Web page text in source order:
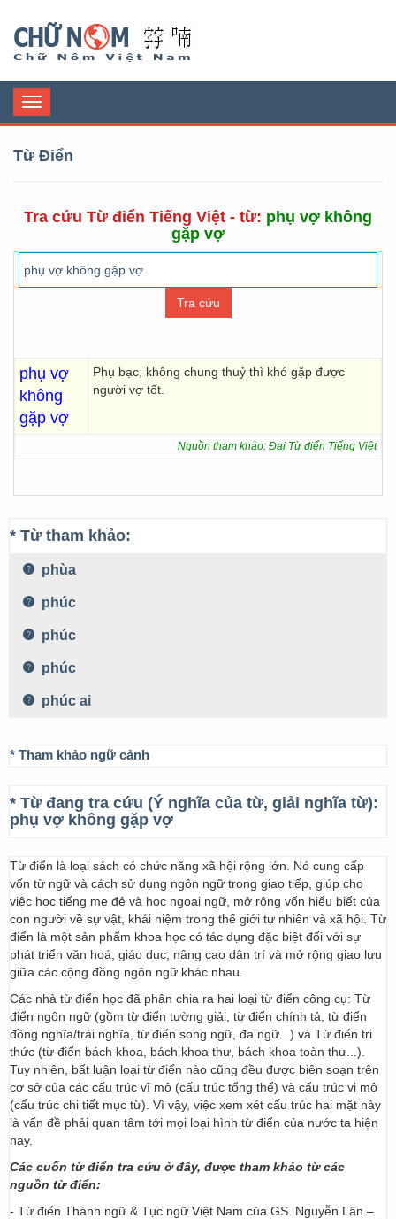
Toggle
navigation
Từ Điển
Tra cứu Từ điển Tiếng Việt - từ: phụ vợ không
gặp vợ
phụ vợ
không
gặp vợ
Phụ bạc, không chung thuỷ thì khó gặp được
người vợ tốt.
Nguồn tham khảo: Đại Từ điển Tiếng Việt
* Từ tham khảo:
phùa
phúc
phúc
phúc
phúc ai
* Tham khảo ngữ cảnh
* Từ đang tra cứu (Ý nghĩa của từ, giải nghĩa từ):
phụ vợ không gặp vợ
Từ điển là loại sách có chức năng xã hội rộng lớn. Nó cung cấp
vốn từ ngữ và cách sử dụng ngôn ngữ trong giao tiếp, giúp cho
việc học tiếng mẹ đẻ và học ngoại ngữ, mở rộng vốn hiểu biết của
con người về sự vật, khái niệm trong thế giới tự nhiên và xã hội. Từ
điển là một sản phẩm khoa học có tác dụng đặc biệt đối với sự
phát triển văn hoá, giáo dục, nâng cao dân trí và mở rộng giao lưu
giữa các cộng đồng ngôn ngữ khác nhau.
Các nhà từ điển học đã phân chia ra hai loại từ điển công cụ: Từ
điển ngôn ngữ (gồm từ điển tường giải, từ điển chính tả, từ điển
đồng nghĩa/trái nghĩa, từ điển song ngữ, đa ngữ...) và Từ điển tri
thức (từ điển bách khoa, bách khoa thư, bách khoa toàn thư...).
Tuy nhiên, bất luận loại từ điển nào cũng đều được biên soạn trên
cơ sở của các cấu trúc vĩ mô (cấu trúc tổng thể) và cấu trúc vi mô
(cấu trúc chi tiết mục từ). Vì vậy, việc xem xét cấu trúc hai mặt này
là vấn đề phải quan tâm tới mọi loại hình từ điển của nước ta hiện
nay.
Các cuốn từ điển tra cứu ở đây, được tham khảo từ các
nguồn từ điển:
- Từ điển Thành ngữ & Tục ngữ Việt Nam của GS. Nguyễn Lân –